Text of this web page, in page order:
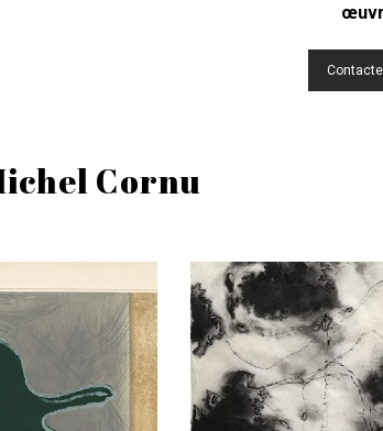
Cornu